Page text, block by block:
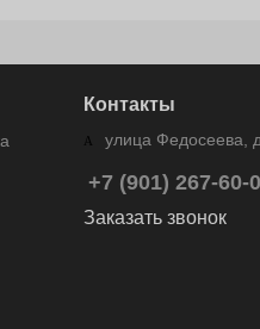
Контакты
улица Федосеева,
+7 (901) 267-60-
Заказать звонок